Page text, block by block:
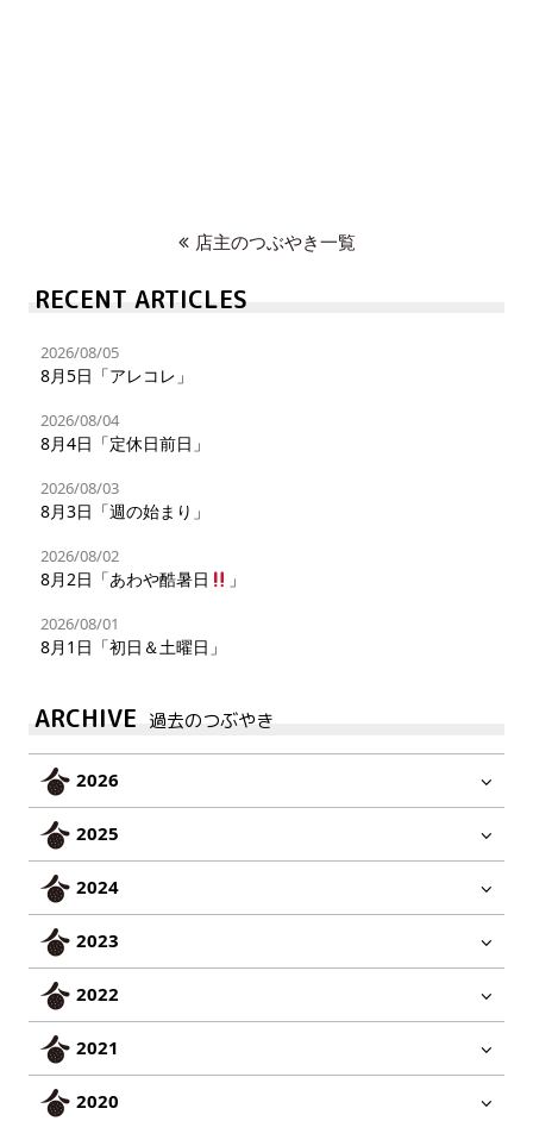
店主のつぶやき一覧
RECENT ARTICLES
2026/08/05
8月5日「アレコレ」
2026/08/04
8月4日「定休日前日」
2026/08/03
8月3日「週の始まり」
2026/08/02
8月2日「あわや酷暑日 」
2026/08/01
8月1日「初日＆土曜日」
ARCHIVE 過去のつぶやき
2026
2025
2024
2023
2022
2021
2020